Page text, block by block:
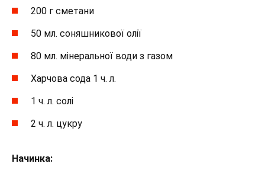
200 г сметани
50 мл. соняшникової олії
80 мл. мінеральної води з газом
Харчова сода 1 ч. л.
1 ч. л. солі
2 ч. л. цукру
Начинка: